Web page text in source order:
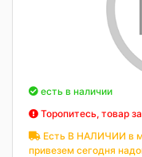
есть в наличии
Торопитесь, товар
Есть В НАЛИЧИИ в
привезем сегодня